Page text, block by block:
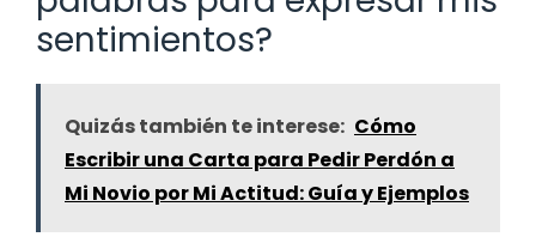
sentimientos?
Quizás también te interese: Cómo
Escribir una Carta para Pedir Perdón a
Mi Novio por Mi Actitud: Guía y Ejemplos